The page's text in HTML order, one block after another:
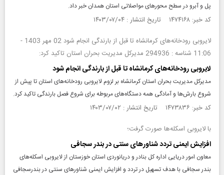
پل و آبرو در سطح محورهای مواصلاتی استان همدان خبر داد.
کد خبر: ۱۴۷۴۱۶۸ تاریخ انتشار : ۱۴۰۳/۰۷/۰۴
لایروبی رودخانه‌های کرمانشاه تا قبل از بارندگی انجام شود 02 مهر 1403 -
11:06 شناسه : 294936 مدیرکل مدیریت بحران استان تاکید کرد:
لایروبی رودخانه‌های کرمانشاه تا قبل از بارندگی انجام شود
مدیرکل مدیریت بحران استان کرمانشاه بر لزوم لایروبی رودخانه‌های استان تا پیش از
شروع بارش‌ها و آمادگی همه دستگاه‌های مربوطه برای شروع فصل بارندگی تاکید کرد.
کد خبر: ۱۴۷۳۸۳۶ تاریخ انتشار : ۱۴۰۳/۰۷/۰۲
با لایروبی اسکله‌ها صورت گرفت؛
افزایش ایمنی تردد شناورهای سنتی در بندر سجافی
معاون امور دریایی اداره کل بنادر و دریانوردی استان خوزستان از لایروبی اسکله‌های
بندر سجافی با هدف تسهیل در تردد و افزایش ایمنی شناورهای سنتی در بندرسجافی